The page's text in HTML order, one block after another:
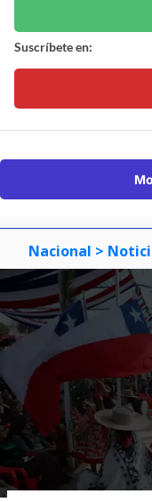
Suscríbete en:
Nacional >